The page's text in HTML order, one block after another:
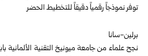
برلين-سانا
نجح علماء من جامعة ميونيخ التقنية الألمانية